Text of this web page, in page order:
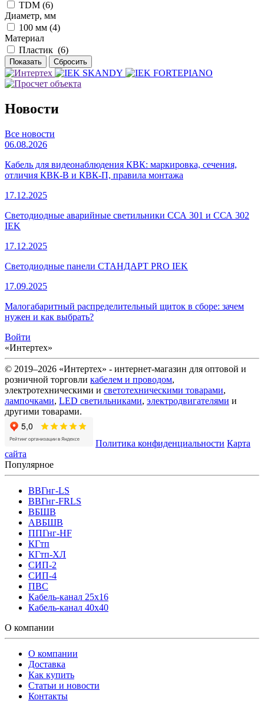
TDM (6)
Диаметр, мм
100 мм (4)
Материал
Пластик (6)
Новости
Все новости
06.08.2026
Кабель для видеонаблюдения КВК: маркировка, сечения,
отличия КВК-В и КВК-П, правила монтажа
17.12.2025
Светодиодные аварийные светильники ССА 301 и ССА 302
IEK
17.12.2025
Светодиодные панели СТАНДАРТ PRO IEK
17.09.2025
Малогабаритный распределительный щиток в сборе: зачем
нужен и как выбрать?
Войти
«Интертех»
© 2019–2026 «Интертех» - интернет-магазин для оптовой и
розничной торговли кабелем и проводом,
электротехническими и светотехническими товарами,
лампочками, LED светильниками, электродвигателями и
другими товарами.
Политика конфиденциальности Карта
сайта
Популярное
ВВГнг-LS
ВВГнг-FRLS
ВБШВ
АВБШВ
ППГнг-HF
КГтп
КГтп-ХЛ
СИП-2
СИП-4
ПВС
Кабель-канал 25х16
Кабель-канал 40х40
О компании
О компании
Доставка
Как купить
Статьи и новости
Контакты